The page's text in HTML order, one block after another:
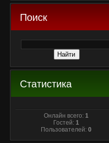
Поиск
Статистика
Онлайн всего:1
Гостей:1
Пользователей:0